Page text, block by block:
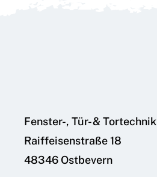
Fenster-, Tür- & Tortechnik
Raiffeisenstraße 18
48346 Ostbevern